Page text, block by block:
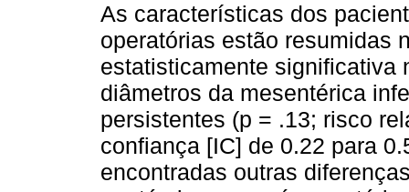
As características dos
operatórias estão resumidas
estatisticamente significativa
diâmetros da mesentérica
persistentes (p = .13; risco
confiança [IC] de 0.22 para
encontradas outras